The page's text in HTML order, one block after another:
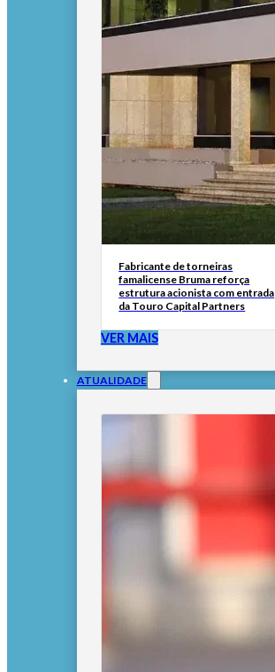
Fabricante de torneiras
famalicense Bruma reforça
estrutura acionista com entrada
da Touro Capital Partners
VER MAIS
ATUALIDADE